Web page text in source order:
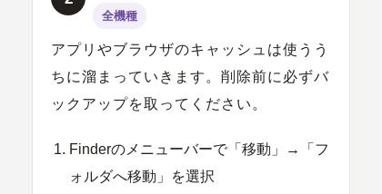
全機種
アプリやブラウザのキャッシュは使うう
ちに溜まっていきます。 削除前に必ずバ
ックアップを取ってください。
Finderのメニューバーで「移動」→「フ
ォルダへ移動」を選択